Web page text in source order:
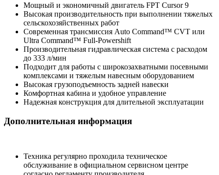
Мощный и экономичный двигатель FPT Cursor 9
Высокая производительность при выполнении тяжелых
сельскохозяйственных работ
Современная трансмиссия Auto Command™ CVT или
Ultra Command™ Full-Powershift
Производительная гидравлическая система с расходом
до 333 л/мин
Подходит для работы с широкозахватными посевными
комплексами и тяжелым навесным оборудованием
Высокая грузоподъемность задней навески
Комфортная кабина и удобное управление
Надежная конструкция для длительной эксплуатации
Дополнительная информация
Техника регулярно проходила техническое
обслуживание в официальном сервисном центре